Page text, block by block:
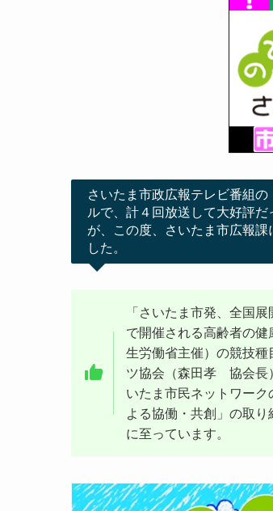
さいたま市政広報テレビ番組
ルで、計４回放送して大好評
が、この度、さいたま市広報
した。
「さいたま市発、全国
で開催される高齢者の
生労働省主催）の競技
ツ協会（森田孝 協会長
いたま市民ネットワー
よる協働・共創」の取
に至っています。